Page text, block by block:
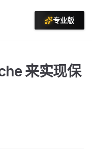
专业版
来实现保